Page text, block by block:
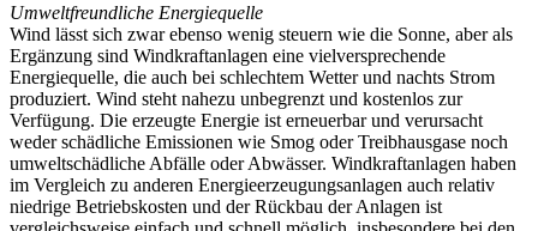
Umweltfreundliche Energiequelle
Wind lässt sich zwar ebenso wenig steuern wie die Sonne, aber als
Ergänzung sind Windkraftanlagen eine vielversprechende
Energiequelle, die auch bei schlechtem Wetter und nachts Strom
produziert. Wind steht nahezu unbegrenzt und kostenlos zur
Verfügung. Die erzeugte Energie ist erneuerbar und verursacht
weder schädliche Emissionen wie Smog oder Treibhausgase noch
umweltschädliche Abfälle oder Abwässer. Windkraftanlagen haben
im Vergleich zu anderen Energieerzeugungsanlagen auch relativ
niedrige Betriebskosten und der Rückbau der Anlagen ist